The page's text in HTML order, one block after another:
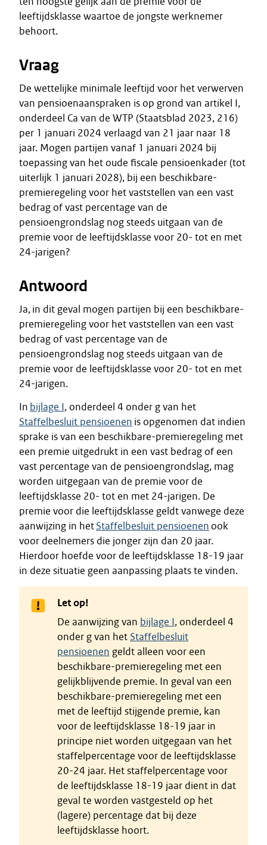
leeftijdsklasse waartoe de jongste werknemer
behoort.
Vraag
De wettelijke minimale leeftijd voor het verwerven
van pensioenaanspraken is op grond van artikel I,
onderdeel Ca van de WTP (Staatsblad 2023, 216)
per 1 januari 2024 verlaagd van 21 jaar naar 18
jaar. Mogen partijen vanaf 1 januari 2024 bij
toepassing van het oude fiscale pensioenkader (tot
uiterlijk 1 januari 2028), bij een beschikbare-
premieregeling voor het vaststellen van een vast
bedrag of vast percentage van de
pensioengrondslag nog steeds uitgaan van de
premie voor de leeftijdsklasse voor 20- tot en met
24-jarigen?
Antwoord
Ja, in dit geval mogen partijen bij een beschikbare-
premieregeling voor het vaststellen van een vast
bedrag of vast percentage van de
pensioengrondslag nog steeds uitgaan van de
premie voor de leeftijdsklasse voor 20- tot en met
24-jarigen.
In bijlage I, onderdeel 4 onder g van het
Staffelbesluit pensioenen is opgenomen dat indien
sprake is van een beschikbare-premieregeling met
een premie uitgedrukt in een vast bedrag of een
vast percentage van de pensioengrondslag, mag
worden uitgegaan van de premie voor de
leeftijdsklasse 20- tot en met 24-jarigen. De
premie voor die leeftijdsklasse geldt vanwege deze
aanwijzing in hetStaffelbesluit pensioenen ook
voor deelnemers die jonger zijn dan 20 jaar.
Hierdoor hoefde voor de leeftijdsklasse 18-19 jaar
in deze situatie geen aanpassing plaats te vinden.
Let op!
De aanwijzing van bijlage I, onderdeel 4
onder g van het Staffelbesluit
pensioenen geldt alleen voor een
beschikbare-premieregeling met een
gelijkblijvende premie. In geval van een
beschikbare-premieregeling met een
met de leeftijd stijgende premie, kan
voor de leeftijdsklasse 18-19 jaar in
principe niet worden uitgegaan van het
staffelpercentage voor de leeftijdsklasse
20-24 jaar. Het staffelpercentage voor
de leeftijdsklasse 18-19 jaar dient in dat
geval te worden vastgesteld op het
(lagere) percentage dat bij deze
leeftijdsklasse hoort.